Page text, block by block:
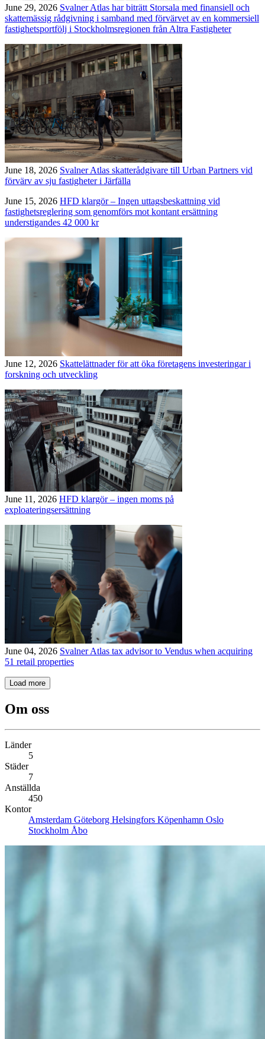
June 29, 2026 Svalner Atlas har biträtt Storsala med finansiell och
skattemässig rådgivning i samband med förvärvet av en kommersiell
fastighetsportfölj i Stockholmsregionen från Altra Fastigheter
June 18, 2026 Svalner Atlas skatterådgivare till Urban Partners vid
förvärv av sju fastigheter i Järfälla
June 15, 2026 HFD klargör – Ingen uttagsbeskattning vid
fastighetsreglering som genomförs mot kontant ersättning
understigandes 42 000 kr
June 12, 2026 Skattelättnader för att öka företagens investeringar i
forskning och utveckling
June 11, 2026 HFD klargör – ingen moms på
exploateringsersättning
June 04, 2026 Svalner Atlas tax advisor to Vendus when acquiring
51 retail properties
Load more
Om oss
Länder
5
Städer
7
Anställda
450
Kontor
Amsterdam Göteborg Helsingfors Köpenhamn Oslo
Stockholm Åbo